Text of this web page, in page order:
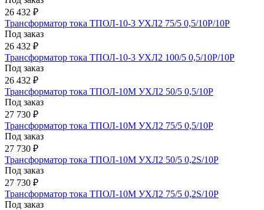
26 432 ₽
Трансформатор тока ТПОЛ-10-3 УХЛ2 75/5 0,5/10Р/10Р
Под заказ
26 432 ₽
Трансформатор тока ТПОЛ-10-3 УХЛ2 100/5 0,5/10Р/10Р
Под заказ
26 432 ₽
Трансформатор тока ТПОЛ-10М УХЛ2 50/5 0,5/10Р
Под заказ
27 730 ₽
Трансформатор тока ТПОЛ-10М УХЛ2 75/5 0,5/10Р
Под заказ
27 730 ₽
Трансформатор тока ТПОЛ-10М УХЛ2 50/5 0,2S/10Р
Под заказ
27 730 ₽
Трансформатор тока ТПОЛ-10М УХЛ2 75/5 0,2S/10Р
Под заказ